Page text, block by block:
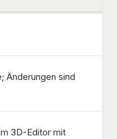
Änderungen sind
3D-Editor mit